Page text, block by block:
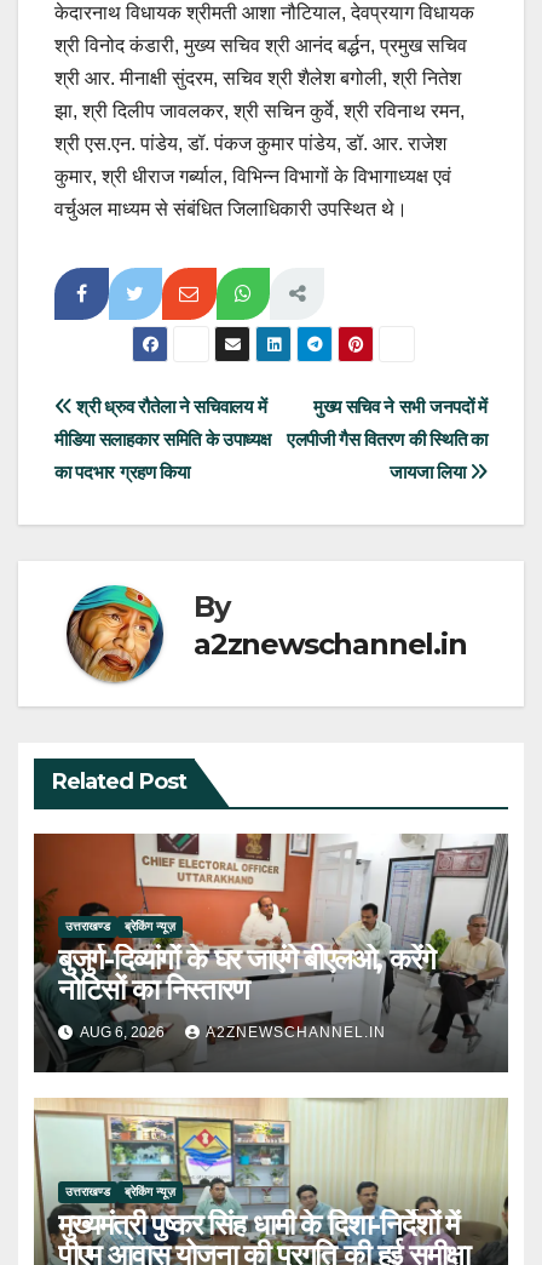
केदारनाथ विधायक श्रीमती आशा नौटियाल, देवप्रयाग विधायक
श्री विनोद कंडारी, मुख्य सचिव श्री आनंद बर्द्धन, प्रमुख सचिव
श्री आर. मीनाक्षी सुंदरम, सचिव श्री शैलेश बगोली, श्री नितेश
झा, श्री दिलीप जावलकर, श्री सचिन कुर्वे, श्री रविनाथ रमन,
श्री एस.एन. पांडेय, डॉ. पंकज कुमार पांडेय, डॉ. आर. राजेश
कुमार, श्री धीराज गर्ब्याल, विभिन्न विभागों के विभागाध्यक्ष एवं
वर्चुअल माध्यम से संबंधित जिलाधिकारी उपस्थित थे।
Post
navigation
मुख्य सचिव ने सभी जनपदों में
एलपीजी गैस वितरण की स्थिति का
जायजा लिया
श्री ध्रुव रौतेला ने सचिवालय में
मीडिया सलाहकार समिति के उपाध्यक्ष
का पदभार ग्रहण किया
By
a2znewschannel.in
Related Post
उत्तराखण्ड ब्रेकिंग न्यूज़
बुजुर्ग-दिव्यांगों के घर जाएंगे बीएलओ, करेंगे
नोटिसों का निस्तारण
AUG 6, 2026 A2ZNEWSCHANNEL.IN
उत्तराखण्ड ब्रेकिंग न्यूज़
मुख्यमंत्री पुष्कर सिंह धामी के दिशा-निर्देशों में
पीएम आवास योजना की प्रगति की हुई समीक्षा